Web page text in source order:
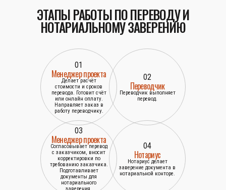
ЭТАПЫ РАБОТЫ ПО ПЕРЕВОДУ И
НОТАРИАЛЬНОМУ ЗАВЕРЕНИЮ
01
Менеджер проекта
Делает расчёт
стоимости и сроков
перевода. Готовит счёт
или онлайн оплату.
Направляет заказ в
работу переводчику.
02
Переводчик
Переводчик выполняет
перевод.
03
Менеджер проекта
Согласовывает перевод
с заказчиком, вносит
корректировки по
требованию заказчика.
Подготавливает
документы для
нотариального
заверения.
04
Нотариус
Нотариус делает
заверение документа в
нотариальной конторе.